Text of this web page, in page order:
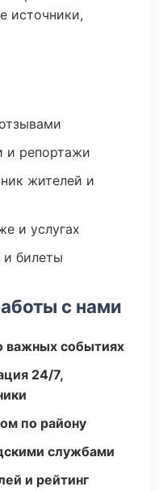
источники,
и репортажи
жителей и
и услугах
билеты
с нами
важных событиях
24/7,
по району
службами
и рейтинг